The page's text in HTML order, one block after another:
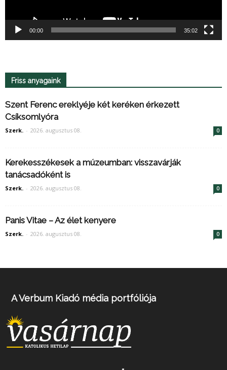
00:00 35:02
Friss anyagaink
Szent Ferenc ereklyéje két keréken érkezett
Csíksomlyóra
Szerk. - 2026. augusztus 08. 0
Kerekesszékesek a múzeumban: visszavárják
tanácsadóként is
Szerk. - 2026. augusztus 08. 0
Panis Vitae – Az élet kenyere
Szerk. - 2026. augusztus 08. 0
A Verbum Kiadó média portfóliója